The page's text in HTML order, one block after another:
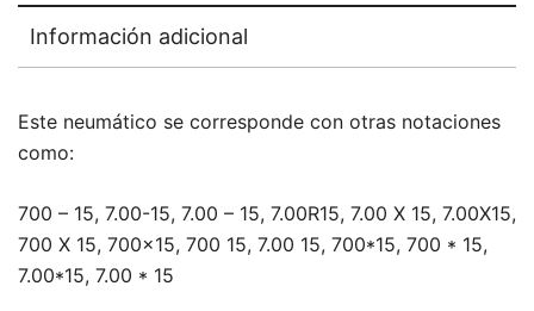
Información adicional
Este neumático se corresponde con otras notaciones
como:
700 – 15, 7.00-15, 7.00 – 15, 7.00R15, 7.00 X 15, 7.00X15,
700 X 15, 700×15, 700 15, 7.00 15, 700*15, 700 * 15,
7.00*15, 7.00 * 15